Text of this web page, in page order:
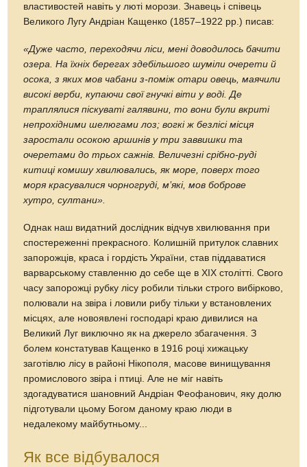
властивостей навіть у люті морози. Знавець і співець
Великого Лугу Андріан Кащенко (1857–1922 рр.) писав:
«Дуже часто, переходячи ліси, мені доводилось бачити
озера. На їхніх берегах здебільшого шуміли очерети й
осока, з яких мов чабани з-поміж отари овець, маячили
високі верби, купаючи свої гнучкі віти у воді. Де
траплялися піскуваті галявини, то вони були вкриті
непрохідними шелюгами лоз; вогкі ж безлісі місця
заростали осокою аршинів у три заввишки та
очеретами до трьох сажнів. Величезні срібно-руді
китиці комишу хвилювались, як море, поверх того
моря красувалися чорногруді, м’які, мов боброве
хутро, султани».
Однак наш видатний дослідник відчув хвилювання при
спостереженні прекрасного. Колишній притулок славних
запорожців, краса і гордість України, став піддаватися
варварському ставленню до себе ще в XIX столітті. Свого
часу запорожці рубку лісу робили тільки строго вибірково,
полювали на звіра і ловили рибу тільки у встановлених
місцях, але новоявлені господарі краю дивилися на
Великий Луг виключно як на джерело збагачення. З
болем констатував Кащенко в 1916 році хижацьку
заготівлю лісу в районі Нікополя, масове винищування
промислового звіра і птиці. Але не міг навіть
здогадуватися шановний Андріан Феофанович, яку долю
підготували цьому Богом даному краю люди в
недалекому майбутньому...
Як все відбувалося